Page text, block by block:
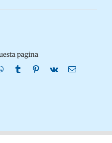
pagina
WhatsApp
TumblrPinterest
Vk Email